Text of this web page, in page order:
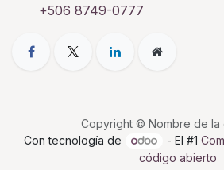
+506 8749-0777
Copyright © Nombre de la
Con tecnología de
- El #1
código abierto